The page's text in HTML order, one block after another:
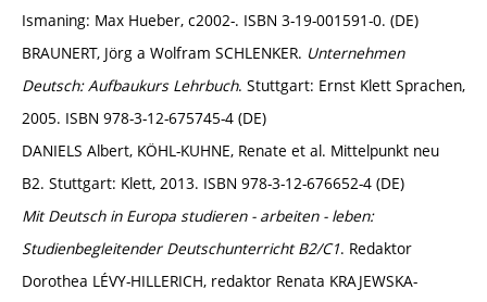
Ismaning: Max Hueber, c2002-. ISBN 3-19-001591-0. (DE)
BRAUNERT, Jörg a Wolfram SCHLENKER. Unternehmen
Deutsch: Aufbaukurs Lehrbuch. Stuttgart: Ernst Klett Sprachen,
2005. ISBN 978-3-12-675745-4 (DE)
DANIELS Albert, KÖHL-KUHNE, Renate et al. Mittelpunkt neu
B2. Stuttgart: Klett, 2013. ISBN 978-3-12-676652-4 (DE)
Mit Deutsch in Europa studieren - arbeiten - leben:
Studienbegleitender Deutschunterricht B2/C1. Redaktor
Dorothea LÉVY-HILLERICH, redaktor Renata KRAJEWSKA-